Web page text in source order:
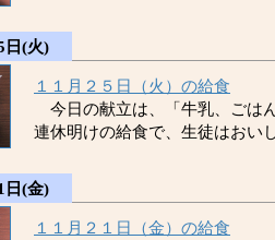
日(火)
１１月２５日（火）の給食
今日の献立は、「牛乳、ごは
連休明けの給食で、生徒はおい
日(金)
１１月２１日（金）の給食